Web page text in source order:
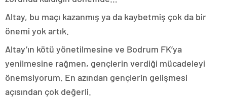
Altay, bu maçı kazanmış ya da kaybetmiş çok da bir
önemi yok artık.
Altay’ın kötü yönetilmesine ve Bodrum FK’ya
yenilmesine rağmen, gençlerin verdiği mücadeleyi
önemsiyorum. En azından gençlerin gelişmesi
açısından çok değerli.